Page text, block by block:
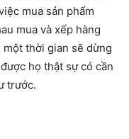
mua sản phẩm
mua và xếp hàng
thời gian sẽ dừng
họ thật sự có cần
trước.